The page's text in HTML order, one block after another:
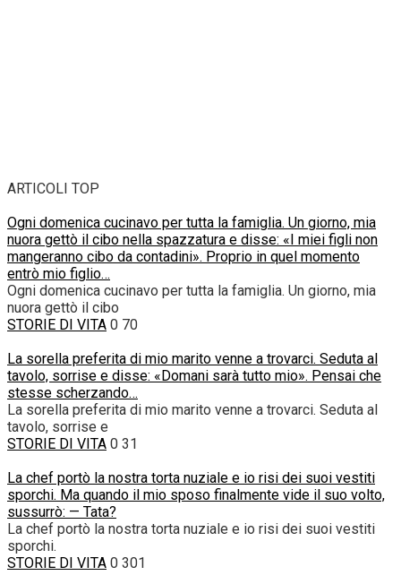
ARTICOLI TOP
Ogni domenica cucinavo per tutta la famiglia. Un giorno, mia
nuora gettò il cibo nella spazzatura e disse: «I miei figli non
mangeranno cibo da contadini». Proprio in quel momento
entrò mio figlio…
Ogni domenica cucinavo per tutta la famiglia. Un giorno, mia
nuora gettò il cibo
STORIE DI VITA 0 70
La sorella preferita di mio marito venne a trovarci. Seduta al
tavolo, sorrise e disse: «Domani sarà tutto mio». Pensai che
stesse scherzando…
La sorella preferita di mio marito venne a trovarci. Seduta al
tavolo, sorrise e
STORIE DI VITA 0 31
La chef portò la nostra torta nuziale e io risi dei suoi vestiti
sporchi. Ma quando il mio sposo finalmente vide il suo volto,
sussurrò: — Tata?
La chef portò la nostra torta nuziale e io risi dei suoi vestiti
sporchi.
STORIE DI VITA 0 301